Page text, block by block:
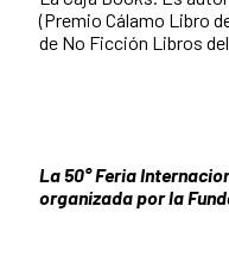
(Premio Cálamo Libro
de No Ficción Libros
La 50° Feria
organizada por la